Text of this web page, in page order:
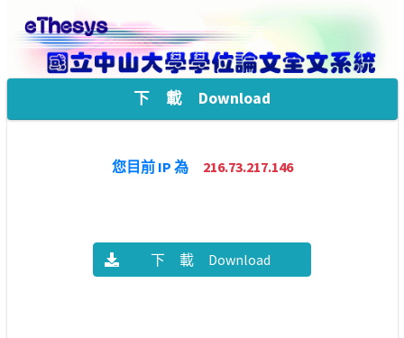
下 載 Download
您目前 IP 為 216.73.217.146
下 載 Download